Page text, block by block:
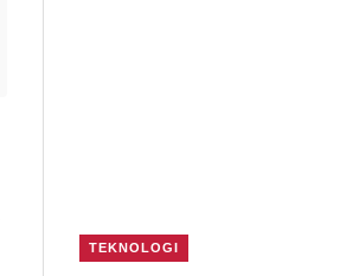
TEKNOLOGI